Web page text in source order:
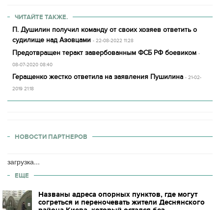
ЧИТАЙТЕ ТАКЖЕ.
П. Душилин получил команду от своих хозяев ответить о
судилище над Азовцами - 22-08-2022 11:28
Предотвращен теракт завербованным ФСБ РФ боевиком -
08-07-2020 08:40
Геращенко жестко ответила на заявления Пушилина - 21-02-
2019 21:18
НОВОСТИ ПАРТНЕРОВ
загрузка...
ЕЩЕ
Названы адреса опорных пунктов, где могут
согреться и переночевать жители Деснянского